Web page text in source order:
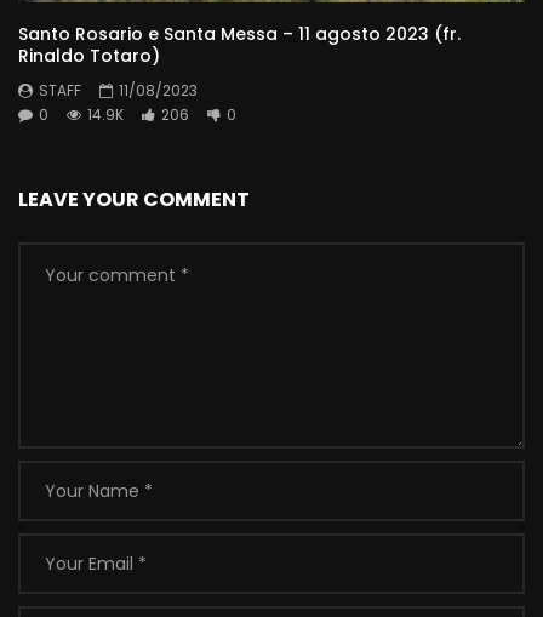
Santo Rosario e Santa Messa – 11 agosto 2023 (fr.
Rinaldo Totaro)
STAFF
11/08/2023
0
14.9K 206 0
LEAVE YOUR COMMENT